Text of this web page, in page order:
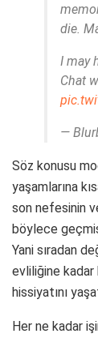
die.
I may
Chat
—
Söz konusu
yaşamlarına
son nefesinin
böylece
Yani sıradan
evliliğine kadar
hissiyatını
Her ne kadar